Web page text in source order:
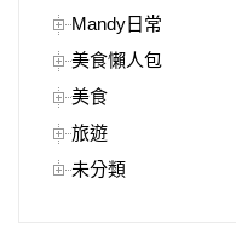
Mandy日常
美食懶人包
美食
旅遊
未分類